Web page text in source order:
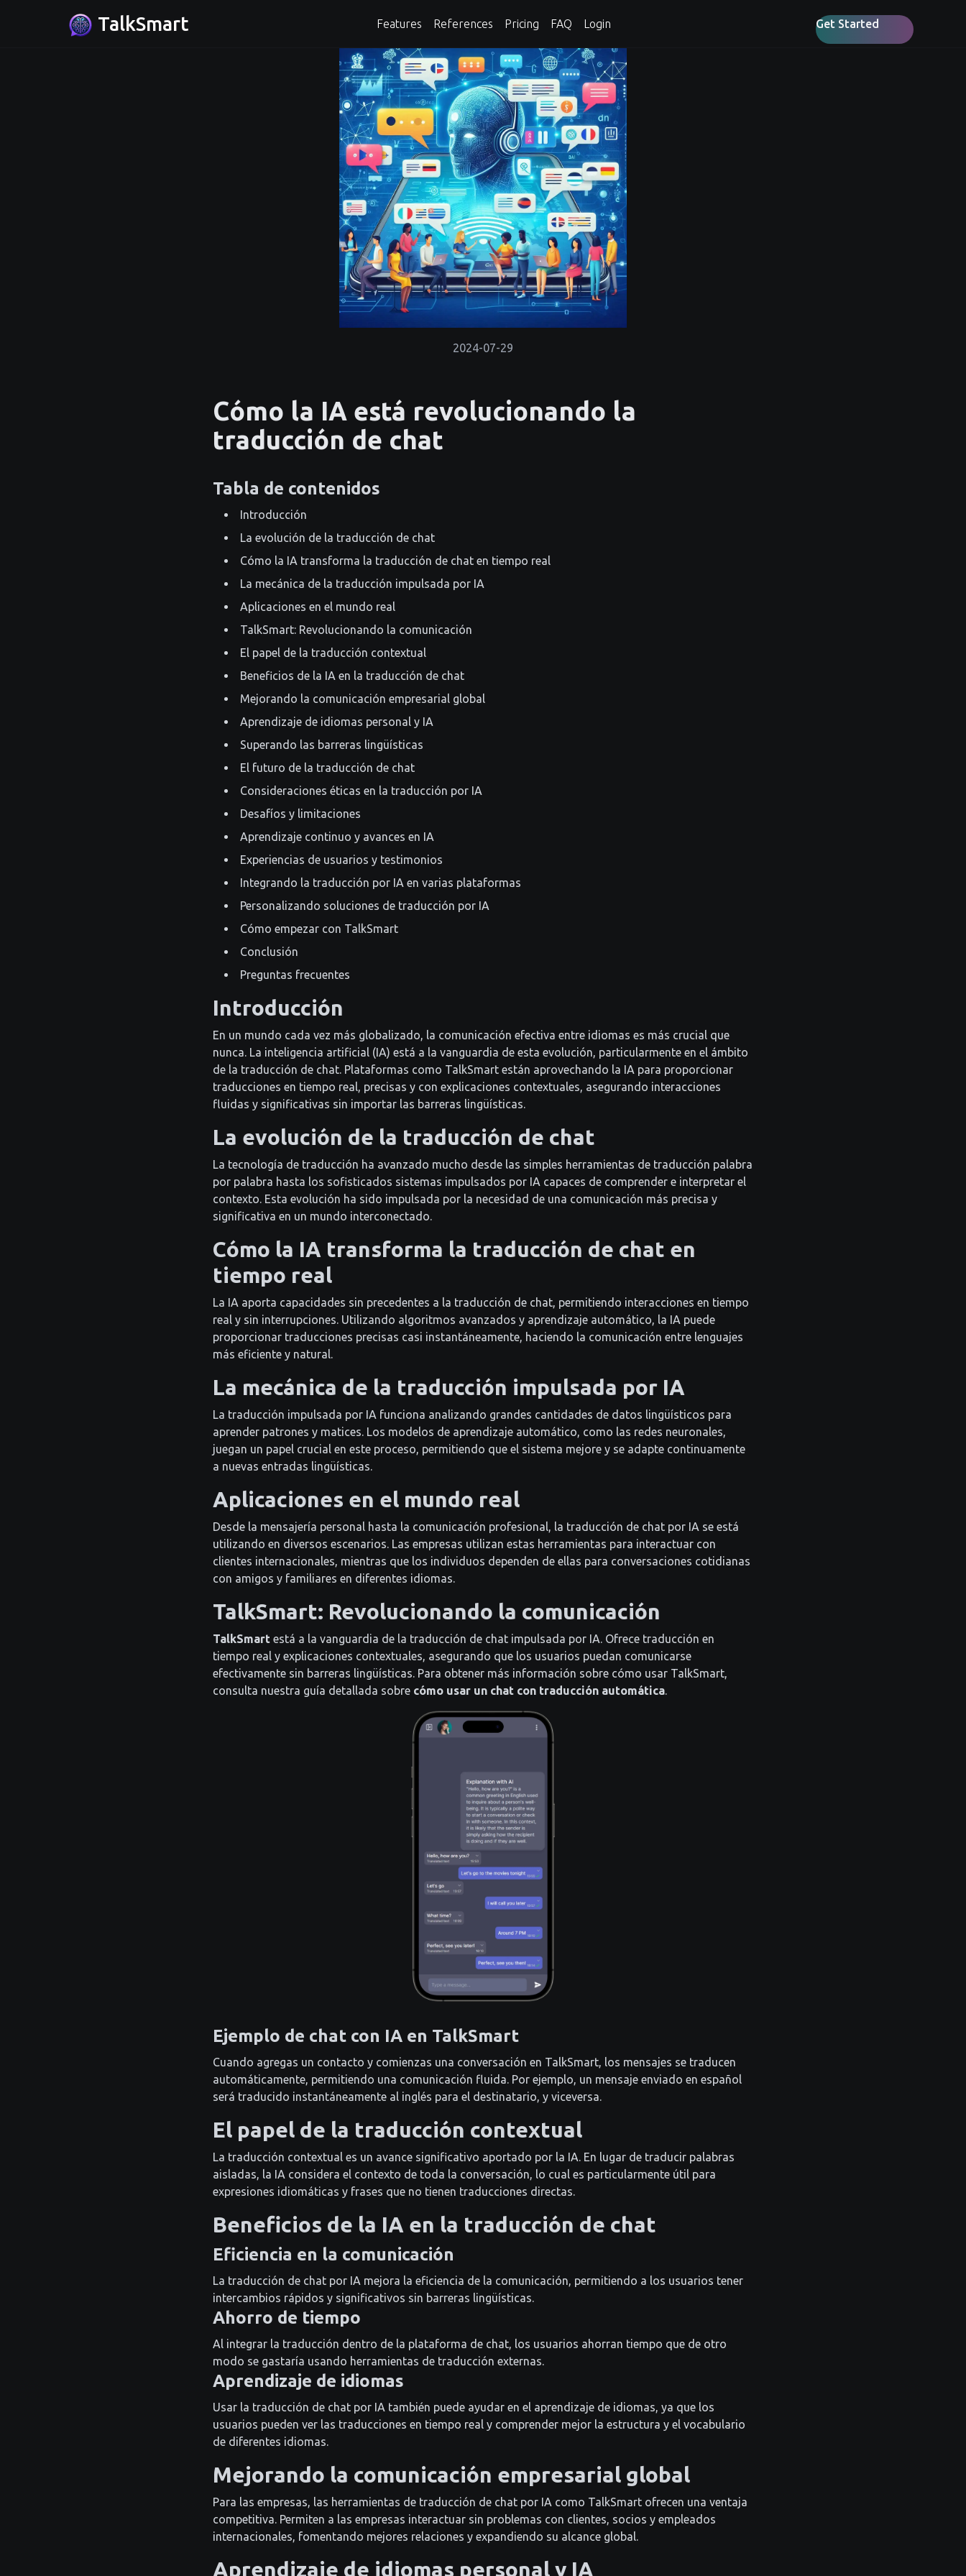
TalkSmart Features References Pricing FAQ Login Get Started
2024-07-29
Cómo la IA está revolucionando la
traducción de chat
Tabla de contenidos
Introducción
La evolución de la traducción de chat
Cómo la IA transforma la traducción de chat en tiempo real
La mecánica de la traducción impulsada por IA
Aplicaciones en el mundo real
TalkSmart: Revolucionando la comunicación
El papel de la traducción contextual
Beneficios de la IA en la traducción de chat
Mejorando la comunicación empresarial global
Aprendizaje de idiomas personal y IA
Superando las barreras lingüísticas
El futuro de la traducción de chat
Consideraciones éticas en la traducción por IA
Desafíos y limitaciones
Aprendizaje continuo y avances en IA
Experiencias de usuarios y testimonios
Integrando la traducción por IA en varias plataformas
Personalizando soluciones de traducción por IA
Cómo empezar con TalkSmart
Conclusión
Preguntas frecuentes
Introducción
En un mundo cada vez más globalizado, la comunicación efectiva entre idiomas es más crucial que
nunca. La inteligencia artificial (IA) está a la vanguardia de esta evolución, particularmente en el ámbito
de la traducción de chat. Plataformas como TalkSmart están aprovechando la IA para proporcionar
traducciones en tiempo real, precisas y con explicaciones contextuales, asegurando interacciones
fluidas y significativas sin importar las barreras lingüísticas.
La evolución de la traducción de chat
La tecnología de traducción ha avanzado mucho desde las simples herramientas de traducción palabra
por palabra hasta los sofisticados sistemas impulsados por IA capaces de comprender e interpretar el
contexto. Esta evolución ha sido impulsada por la necesidad de una comunicación más precisa y
significativa en un mundo interconectado.
Cómo la IA transforma la traducción de chat en
tiempo real
La IA aporta capacidades sin precedentes a la traducción de chat, permitiendo interacciones en tiempo
real y sin interrupciones. Utilizando algoritmos avanzados y aprendizaje automático, la IA puede
proporcionar traducciones precisas casi instantáneamente, haciendo la comunicación entre lenguajes
más eficiente y natural.
La mecánica de la traducción impulsada por IA
La traducción impulsada por IA funciona analizando grandes cantidades de datos lingüísticos para
aprender patrones y matices. Los modelos de aprendizaje automático, como las redes neuronales,
juegan un papel crucial en este proceso, permitiendo que el sistema mejore y se adapte continuamente
a nuevas entradas lingüísticas.
Aplicaciones en el mundo real
Desde la mensajería personal hasta la comunicación profesional, la traducción de chat por IA se está
utilizando en diversos escenarios. Las empresas utilizan estas herramientas para interactuar con
clientes internacionales, mientras que los individuos dependen de ellas para conversaciones cotidianas
con amigos y familiares en diferentes idiomas.
TalkSmart: Revolucionando la comunicación
TalkSmart está a la vanguardia de la traducción de chat impulsada por IA. Ofrece traducción en
tiempo real y explicaciones contextuales, asegurando que los usuarios puedan comunicarse
efectivamente sin barreras lingüísticas. Para obtener más información sobre cómo usar TalkSmart,
consulta nuestra guía detallada sobre cómo usar un chat con traducción automática.
Ejemplo de chat con IA en TalkSmart
Cuando agregas un contacto y comienzas una conversación en TalkSmart, los mensajes se traducen
automáticamente, permitiendo una comunicación fluida. Por ejemplo, un mensaje enviado en español
será traducido instantáneamente al inglés para el destinatario, y viceversa.
El papel de la traducción contextual
La traducción contextual es un avance significativo aportado por la IA. En lugar de traducir palabras
aisladas, la IA considera el contexto de toda la conversación, lo cual es particularmente útil para
expresiones idiomáticas y frases que no tienen traducciones directas.
Beneficios de la IA en la traducción de chat
Eficiencia en la comunicación
La traducción de chat por IA mejora la eficiencia de la comunicación, permitiendo a los usuarios tener
intercambios rápidos y significativos sin barreras lingüísticas.
Ahorro de tiempo
Al integrar la traducción dentro de la plataforma de chat, los usuarios ahorran tiempo que de otro
modo se gastaría usando herramientas de traducción externas.
Aprendizaje de idiomas
Usar la traducción de chat por IA también puede ayudar en el aprendizaje de idiomas, ya que los
usuarios pueden ver las traducciones en tiempo real y comprender mejor la estructura y el vocabulario
de diferentes idiomas.
Mejorando la comunicación empresarial global
Para las empresas, las herramientas de traducción de chat por IA como TalkSmart ofrecen una ventaja
competitiva. Permiten a las empresas interactuar sin problemas con clientes, socios y empleados
internacionales, fomentando mejores relaciones y expandiendo su alcance global.
Aprendizaje de idiomas personal y IA